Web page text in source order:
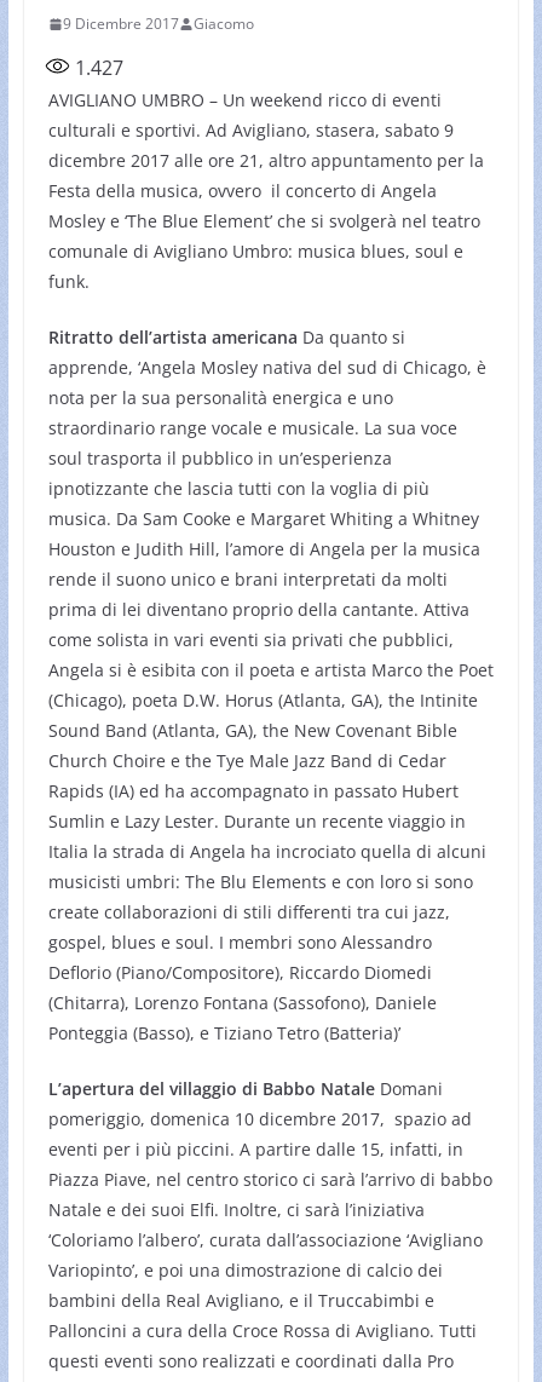
9 Dicembre 2017 Giacomo
1.427
AVIGLIANO UMBRO – Un weekend ricco di eventi
culturali e sportivi. Ad Avigliano, stasera, sabato 9
dicembre 2017 alle ore 21, altro appuntamento per la
Festa della musica, ovvero il concerto di Angela
Mosley e ‘The Blue Element’ che si svolgerà nel teatro
comunale di Avigliano Umbro: musica blues, soul e
funk.
Ritratto dell’artista americana Da quanto si
apprende, ‘Angela Mosley nativa del sud di Chicago, è
nota per la sua personalità energica e uno
straordinario range vocale e musicale. La sua voce
soul trasporta il pubblico in un’esperienza
ipnotizzante che lascia tutti con la voglia di più
musica. Da Sam Cooke e Margaret Whiting a Whitney
Houston e Judith Hill, l’amore di Angela per la musica
rende il suono unico e brani interpretati da molti
prima di lei diventano proprio della cantante. Attiva
come solista in vari eventi sia privati che pubblici,
Angela si è esibita con il poeta e artista Marco the Poet
(Chicago), poeta D.W. Horus (Atlanta, GA), the Intinite
Sound Band (Atlanta, GA), the New Covenant Bible
Church Choire e the Tye Male Jazz Band di Cedar
Rapids (IA) ed ha accompagnato in passato Hubert
Sumlin e Lazy Lester. Durante un recente viaggio in
Italia la strada di Angela ha incrociato quella di alcuni
musicisti umbri: The Blu Elements e con loro si sono
create collaborazioni di stili differenti tra cui jazz,
gospel, blues e soul. I membri sono Alessandro
Deflorio (Piano/Compositore), Riccardo Diomedi
(Chitarra), Lorenzo Fontana (Sassofono), Daniele
Ponteggia (Basso), e Tiziano Tetro (Batteria)’
L’apertura del villaggio di Babbo NataleDomani
pomeriggio, domenica 10 dicembre 2017, spazio ad
eventi per i più piccini. A partire dalle 15, infatti, in
Piazza Piave, nel centro storico ci sarà l’arrivo di babbo
Natale e dei suoi Elfi. Inoltre, ci sarà l’iniziativa
‘Coloriamo l’albero’, curata dall’associazione ‘Avigliano
Variopinto’, e poi una dimostrazione di calcio dei
bambini della Real Avigliano, e il Truccabimbi e
Palloncini a cura della Croce Rossa di Avigliano. Tutti
questi eventi sono realizzati e coordinati dalla Pro